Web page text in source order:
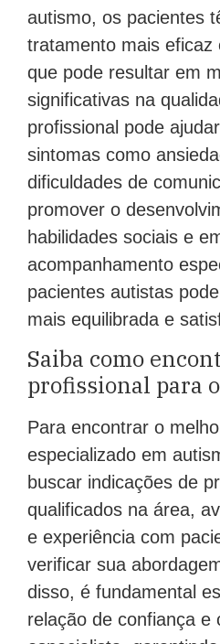
autismo, os pacientes
tratamento mais eficaz
que pode resultar em
significativas na
profissional pode
sintomas como
dificuldades de
promover o
habilidades sociais e
acompanhamento
pacientes autistas
mais equilibrada e
Saiba como
profissional para
Para encontrar o
especializado em
buscar indicações de
qualificados na área,
e experiência com
verificar sua
disso, é fundamental
relação de confiança e